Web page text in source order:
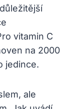
vitamin C
na 2000
jedince.
ale